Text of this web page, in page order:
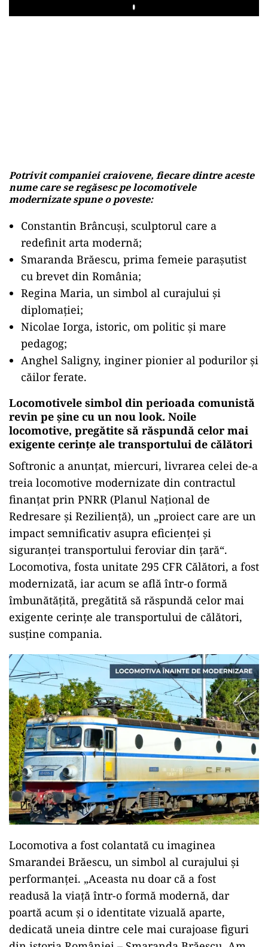
Play
Potrivit companiei craiovene, fiecare dintre aceste
nume care se regăsesc pe locomotivele
modernizate spune o poveste:
Constantin Brâncuși, sculptorul care a
redefinit arta modernă;
Smaranda Brăescu, prima femeie parașutist
cu brevet din România;
Regina Maria, un simbol al curajului și
diplomației;
Nicolae Iorga, istoric, om politic și mare
pedagog;
Anghel Saligny, inginer pionier al podurilor și
căilor ferate.
Locomotivele simbol din perioada comunistă
revin pe șine cu un nou look. Noile
locomotive, pregătite să răspundă celor mai
exigente cerințe ale transportului de călători
Softronic a anunțat, miercuri, livrarea celei de-a
treia locomotive modernizate din contractul
finanțat prin PNRR (Planul Național de
Redresare și Reziliență), un „proiect care are un
impact semnificativ asupra eficienței și
siguranței transportului feroviar din țară“.
Locomotiva, fosta unitate 295 CFR Călători, a fost
modernizată, iar acum se află într-o formă
îmbunătățită, pregătită să răspundă celor mai
exigente cerințe ale transportului de călători,
susține compania.
Locomotiva a fost colantată cu imaginea
Smarandei Brăescu, un simbol al curajului și
performanței. „Aceasta nu doar că a fost
readusă la viață într-o formă modernă, dar
poartă acum și o identitate vizuală aparte,
dedicată uneia dintre cele mai curajoase figuri